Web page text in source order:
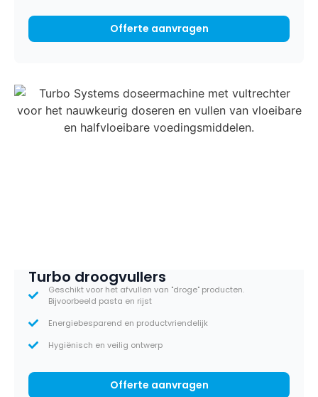
Offerte aanvragen
Turbo droogvullers
Geschikt voor het afvullen van "droge" producten.
Bijvoorbeeld pasta en rijst
Energiebesparend en productvriendelijk
Hygiënisch en veilig ontwerp
Offerte aanvragen